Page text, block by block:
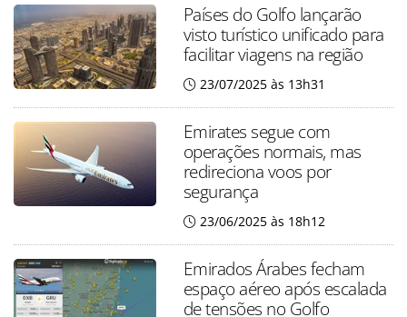
Países do Golfo lançarão
visto turístico unificado para
facilitar viagens na região
23/07/2025 às 13h31
Emirates segue com
operações normais, mas
redireciona voos por
segurança
23/06/2025 às 18h12
Emirados Árabes fecham
espaço aéreo após escalada
de tensões no Golfo